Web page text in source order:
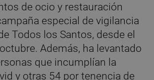
de ocio y restauración
especial de vigilancia
Todos los Santos, desde el
Además, ha levantado
que incumplían la
y otras 54 por tenencia de